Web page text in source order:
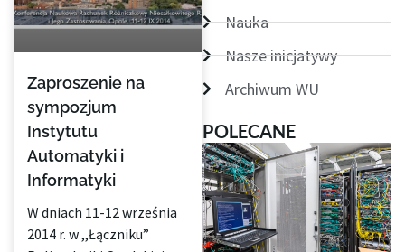
Zaproszenie na
sympozjum
Instytutu
Automatyki i
Informatyki
W dniach 11-12 września
2014 r. w ,,Łączniku”
Nauka
Nasze inicjatywy
Archiwum WU
POLECANE